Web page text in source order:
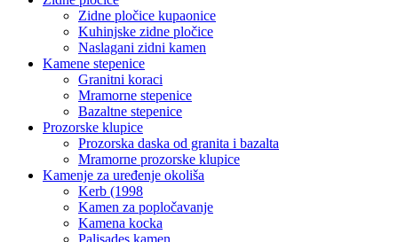
Zidne pločice kupaonice
Kuhinjske zidne pločice
Naslagani zidni kamen
Kamene stepenice
Granitni koraci
Mramorne stepenice
Bazaltne stepenice
Prozorske klupice
Prozorska daska od granita i bazalta
Mramorne prozorske klupice
Kamenje za uređenje okoliša
Kerb (1998
Kamen za popločavanje
Kamena kocka
Palisades kamen